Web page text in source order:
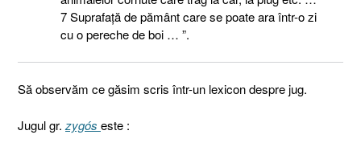
7 Suprafață de pământ care se poate ara într-o zi
cu o pereche de boi … ”.
Să observăm ce găsim scris într-un lexicon despre jug.
Jugul gr. zygós este :